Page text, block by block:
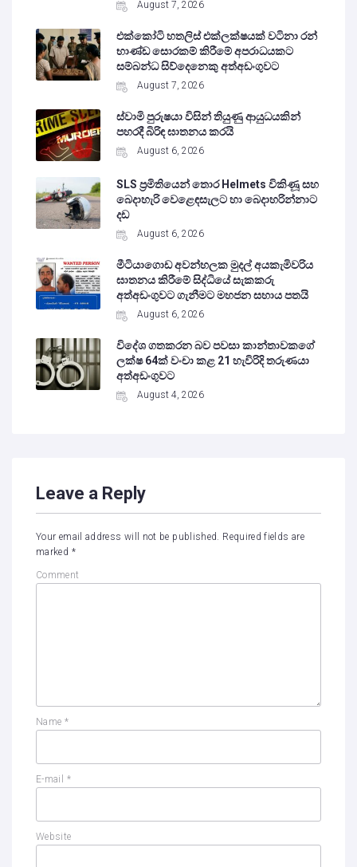
August 7, 2026
එක්කෝටි හතලිස් එක්ලක්ෂයක් වටිනා රන්
භාණ්ඩ සොරකම් කිරීමේ අපරාධයකට
සම්බන්ධ සිව්දෙනෙකු අත්අඩංගුවට
August 7, 2026
ස්වාමි පුරුෂයා විසින් තියුණු ආයුධයකින්
පහරදී බිරිඳ ඝාතනය කරයි
August 6, 2026
SLS ප්‍රමිතියෙන් තොර Helmets විකිණූ සහ
බෙදාහැරි වෙළෙඳසැලට හා බෙදාහරින්නාට
දඩ
August 6, 2026
මීටියාගොඩ අවන්හලක මුදල් අයකැමිවරිය
ඝාතනය කිරීමේ සිද්ධියේ සැකකරු
අත්අඩංගුවට ගැනීමට මහජන සහාය පතයි
August 6, 2026
විදේශ ගතකරන බව පවසා කාන්තාවකගේ
ලක්ෂ 64ක් වංචා කළ 21 හැවිරිදි තරුණයා
අත්අඩංගුවට
August 4, 2026
Leave a Reply
Your email address will not be published. Required fields are
marked *
Comment
Name *
E-mail *
Website